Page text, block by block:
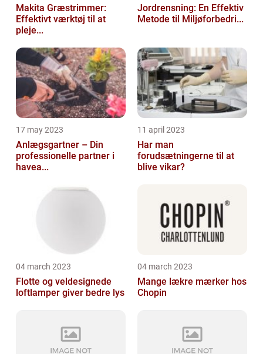
Makita Græstrimmer:
Effektivt værktøj til at
pleje...
Jordrensning: En Effektiv
Metode til Miljøforbedri...
17 may 2023
Anlægsgartner – Din
professionelle partner i
havea...
11 april 2023
Har man
forudsætningerne til at
blive vikar?
04 march 2023
Flotte og veldesignede
loftlamper giver bedre lys
04 march 2023
Mange lækre mærker hos
Chopin